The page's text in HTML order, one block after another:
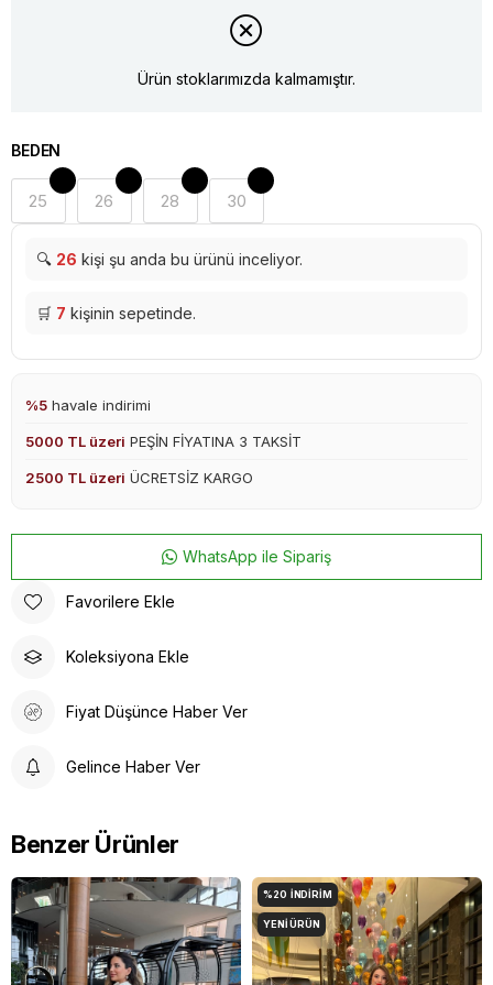
Ürün stoklarımızda kalmamıştır.
BEDEN
25 26 28 30
🔍 26 kişi şu anda bu ürünü inceliyor.
🛒 7 kişinin sepetinde.
%5 havale indirimi
5000 TL üzeri PEŞİN FİYATINA 3 TAKSİT
2500 TL üzeri ÜCRETSİZ KARGO
WhatsApp ile Sipariş
Favorilere Ekle
Koleksiyona Ekle
Fiyat Düşünce Haber Ver
Gelince Haber Ver
Benzer Ürünler
%20 İNDIRIM
YENI ÜRÜN